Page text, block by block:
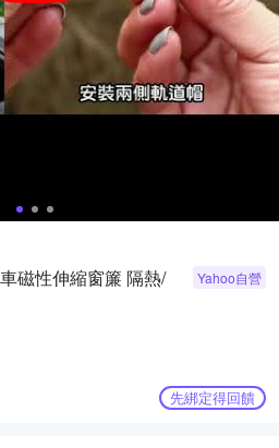
磁性伸縮窗簾 隔熱/
Yahoo自營
先綁定得回饋